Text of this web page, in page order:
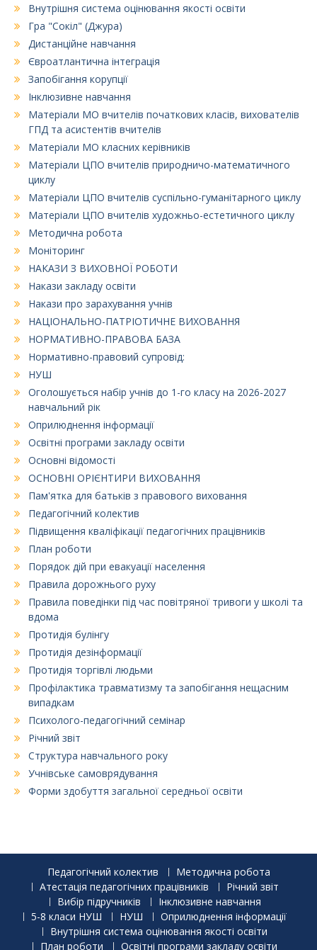
Внутрішня система оцінювання якості освіти
Гра "Сокіл" (Джура)
Дистанційне навчання
Євроатлантична інтеграція
Запобігання корупції
Інклюзивне навчання
Матеріали МО вчителів початкових класів, вихователів
ГПД та асистентів вчителів
Матеріали МО класних керівників
Матеріали ЦПО вчителів природничо-математичного
циклу
Матеріали ЦПО вчителів суспільно-гуманітарного циклу
Матеріали ЦПО вчителів художньо-естетичного циклу
Методична робота
Моніторинг
НАКАЗИ З ВИХОВНОЇ РОБОТИ
Накази закладу освіти
Накази про зарахування учнів
НАЦІОНАЛЬНО-ПАТРІОТИЧНЕ ВИХОВАННЯ
НОРМАТИВНО-ПРАВОВА БАЗА
Нормативно-правовий супровід:
НУШ
Оголошується набір учнів до 1-го класу на 2026-2027
навчальний рік
Оприлюднення інформації
Освітні програми закладу освіти
Основні відомості
ОСНОВНІ ОРІЄНТИРИ ВИХОВАННЯ
Пам'ятка для батьків з правового виховання
Педагогічний колектив
Підвищення кваліфікації педагогічних працівників
План роботи
Порядок дій при евакуації населення
Правила дорожнього руху
Правила поведінки під час повітряної тривоги у школі та
вдома
Протидія булінгу
Протидія дезінформації
Протидія торгівлі людьми
Профілактика травматизму та запобігання нещасним
випадкам
Психолого-педагогічний семінар
Річний звіт
Структура навчального року
Учнівське самоврядування
Форми здобуття загальної середньої освіти
Педагогічний колектив
Методична робота
Атестація педагогічних працівників
Річний звіт
Вибір підручників
Інклюзивне навчання
5-8 класи НУШ
НУШ
Оприлюднення інформації
Внутрішня система оцінювання якості освіти
План роботи
Освітні програми закладу освіти